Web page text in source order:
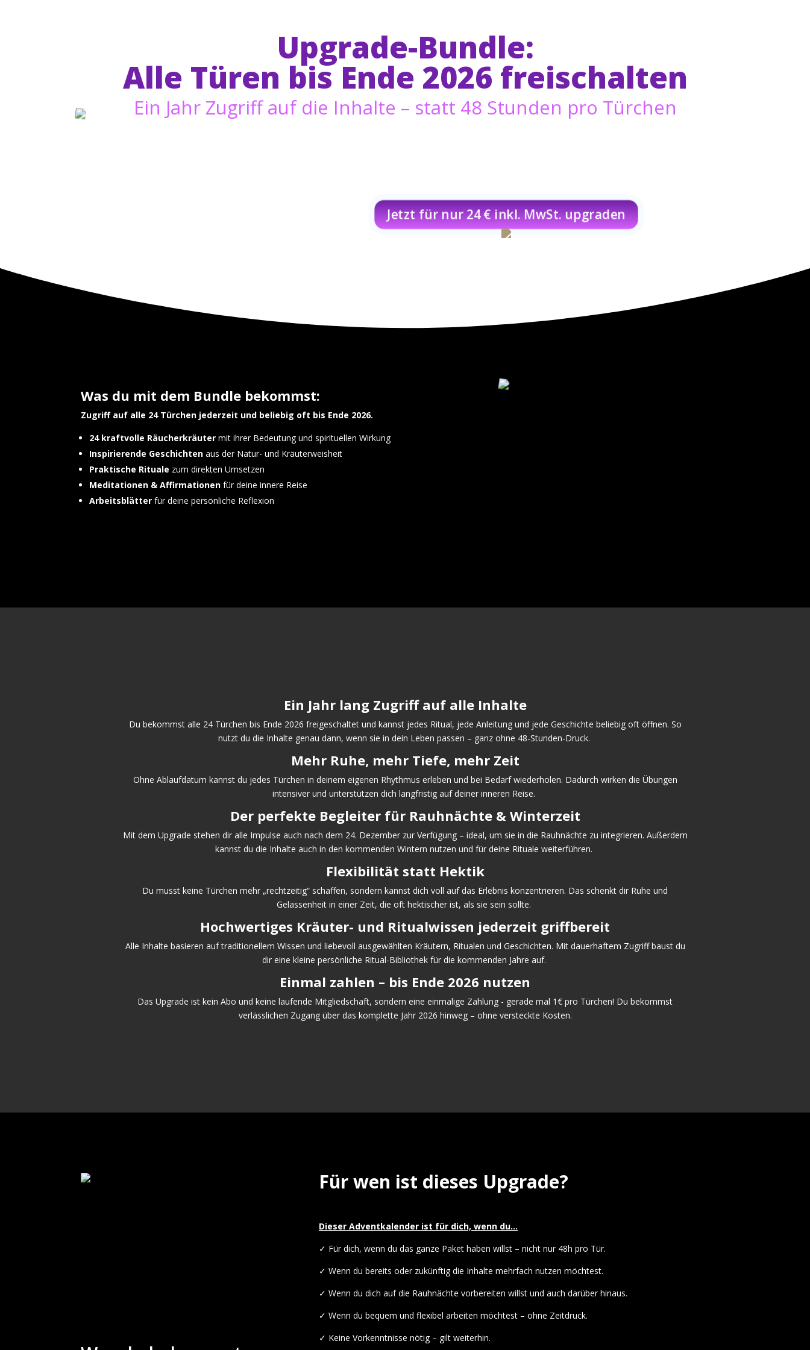
Upgrade-Bundle:
Alle Türen bis Ende 2026 freischalten
Ein Jahr Zugriff auf die Inhalte – statt 48 Stunden pro Türchen
Jetzt für nur 24 € inkl. MwSt. upgraden
Was du mit dem Bundle bekommst:
Zugriff auf alle 24 Türchen jederzeit und beliebig oft bis Ende 2026.
24 kraftvolle Räucherkräuter mit ihrer Bedeutung und spirituellen Wirkung
Inspirierende Geschichten aus der Natur- und Kräuterweisheit
Praktische Rituale zum direkten Umsetzen
Meditationen & Affirmationen für deine innere Reise
Arbeitsblätter für deine persönliche Reflexion
Ein Jahr lang Zugriff auf alle Inhalte
Du bekommst alle 24 Türchen bis Ende 2026 freigeschaltet und kannst jedes Ritual, jede Anleitung und jede Geschichte beliebig oft öffnen. So
nutzt du die Inhalte genau dann, wenn sie in dein Leben passen – ganz ohne 48-Stunden-Druck.
Mehr Ruhe, mehr Tiefe, mehr Zeit
Ohne Ablaufdatum kannst du jedes Türchen in deinem eigenen Rhythmus erleben und bei Bedarf wiederholen. Dadurch wirken die Übungen
intensiver und unterstützen dich langfristig auf deiner inneren Reise.
Der perfekte Begleiter für Rauhnächte & Winterzeit
Mit dem Upgrade stehen dir alle Impulse auch nach dem 24. Dezember zur Verfügung – ideal, um sie in die Rauhnächte zu integrieren. Außerdem
kannst du die Inhalte auch in den kommenden Wintern nutzen und für deine Rituale weiterführen.
Flexibilität statt Hektik
Du musst keine Türchen mehr „rechtzeitig“ schaffen, sondern kannst dich voll auf das Erlebnis konzentrieren. Das schenkt dir Ruhe und
Gelassenheit in einer Zeit, die oft hektischer ist, als sie sein sollte.
Hochwertiges Kräuter- und Ritualwissen jederzeit griffbereit
Alle Inhalte basieren auf traditionellem Wissen und liebevoll ausgewählten Kräutern, Ritualen und Geschichten. Mit dauerhaftem Zugriff baust du
dir eine kleine persönliche Ritual-Bibliothek für die kommenden Jahre auf.
Einmal zahlen – bis Ende 2026 nutzen
Das Upgrade ist kein Abo und keine laufende Mitgliedschaft, sondern eine einmalige Zahlung - gerade mal 1€ pro Türchen! Du bekommst
verlässlichen Zugang über das komplette Jahr 2026 hinweg – ohne versteckte Kosten.
Für wen ist dieses Upgrade?
Dieser Adventkalender ist für dich, wenn du...
✓ Für dich, wenn du das ganze Paket haben willst – nicht nur 48h pro Tür.
✓ Wenn du bereits oder zukünftig die Inhalte mehrfach nutzen möchtest.
✓ Wenn du dich auf die Rauhnächte vorbereiten willst und auch darüber hinaus.
✓ Wenn du bequem und flexibel arbeiten möchtest – ohne Zeitdruck.
✓ Keine Vorkenntnisse nötig – gilt weiterhin.